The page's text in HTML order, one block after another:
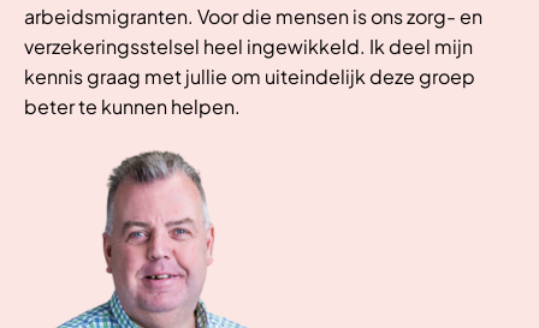
arbeidsmigranten. Voor die mensen is ons zorg- en
verzekeringsstelsel heel ingewikkeld. Ik deel mijn
kennis graag met jullie om uiteindelijk deze groep
beter te kunnen helpen.